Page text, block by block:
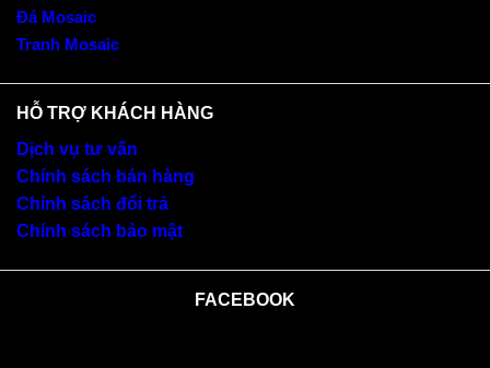
Đá Mosaic
Tranh Mosaic
HỖ TRỢ KHÁCH HÀNG
Dịch vụ tư vấn
Chính sách bán hàng
Chính sách đổi trả
Chính sách bảo mật
FACEBOOK